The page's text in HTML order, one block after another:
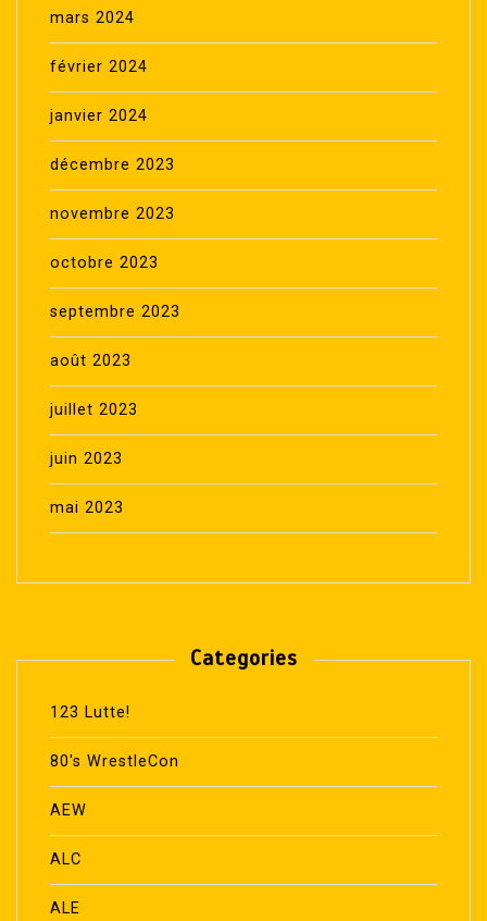
mars 2024
février 2024
janvier 2024
décembre 2023
novembre 2023
octobre 2023
septembre 2023
août 2023
juillet 2023
juin 2023
mai 2023
Categories
123 Lutte!
80's WrestleCon
AEW
ALC
ALE